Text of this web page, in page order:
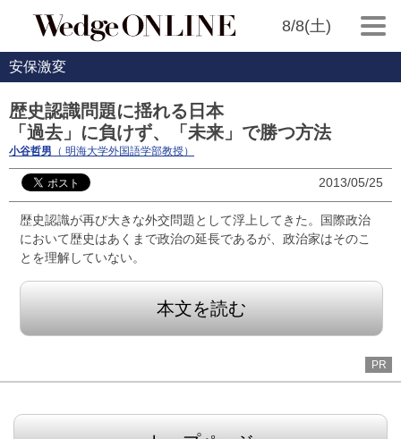
8/8(土)
安保激変
歴史認識問題に揺れる日本
「過去」に負けず、「未来」で勝つ方法
小谷哲男 （ 明海大学外国語学部教授）
2013/05/25
歴史認識が再び大きな外交問題として浮上してきた。国際政治
において歴史はあくまで政治の延長であるが、政治家はそのこ
とを理解していない。
本文を読む
PR